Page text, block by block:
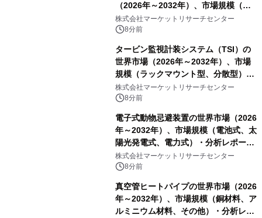
（2026年～2032年）、市場規模（後
輪駆動、前輪操舵）・分析レポートを
発表
株式会社マーケットリサーチセンター
8分前
タービン監視計装システム（TSI）の
世界市場（2026年～2032年）、市場
規模（ラックマウント型、分散型）・
分析レポートを発表
株式会社マーケットリサーチセンター
8分前
電子式動物忌避装置の世界市場（2026
年～2032年）、市場規模（電池式、太
陽光発電式、電力式）・分析レポート
を発表
株式会社マーケットリサーチセンター
8分前
真空管ヒートパイプの世界市場（2026
年～2032年）、市場規模（銅材料、ア
ルミニウム材料、その他）・分析レポ